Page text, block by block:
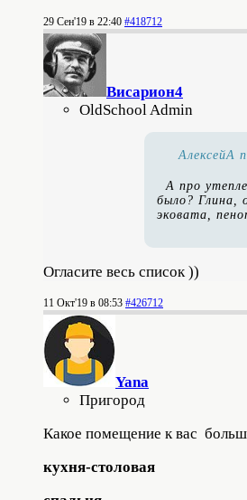
29 Сен'19 в 22:40 #418712
Висариoн4
OldSchool Admin
АлексейА
А про
было? Глина,
эковата,
Огласите весь список ))
11 Окт'19 в 08:53 #426712
Yana
Пригород
Какое помещение к вас
кухня-столовая